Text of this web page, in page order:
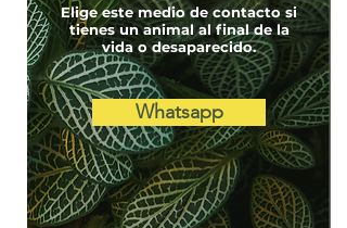
Contacto
Contacto
Whatsapp
Elige este medio de contacto si
tienes un animal al final de la
vida o desaparecido.